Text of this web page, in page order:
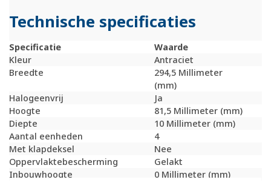
Technische specificaties
Specificatie
Waarde
Kleur
Antraciet
Breedte
294,5 Millimeter
(mm)
Halogeenvrij
Ja
Hoogte
81,5 Millimeter (mm)
Diepte
10 Millimeter (mm)
Aantal eenheden
4
Met klapdeksel
Nee
Oppervlaktebescherming
Gelakt
Inbouwhoogte
0 Millimeter (mm)